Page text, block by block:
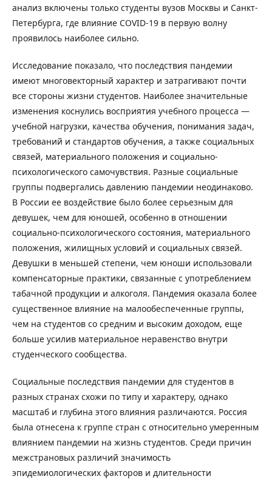
анализ включены только студенты вузов Москвы и Санкт-
Петербурга, где влияние COVID-19 в первую волну
проявилось наиболее сильно.
Исследование показало, что последствия пандемии
имеют многовекторный характер и затрагивают почти
все стороны жизни студентов. Наиболее значительные
изменения коснулись восприятия учебного процесса —
учебной нагрузки, качества обучения, понимания задач,
требований и стандартов обучения, а также социальных
связей, материального положения и социально-
психологического самочувствия. Разные социальные
группы подвергались давлению пандемии неодинаково.
В России ее воздействие было более серьезным для
девушек, чем для юношей, особенно в отношении
социально-психологического состояния, материального
положения, жилищных условий и социальных связей.
Девушки в меньшей степени, чем юноши использовали
компенсаторные практики, связанные с употреблением
табачной продукции и алкоголя. Пандемия оказала более
существенное влияние на малообеспеченные группы,
чем на студентов со средним и высоким доходом, еще
больше усилив материальное неравенство внутри
студенческого сообщества.
Социальные последствия пандемии для студентов в
разных странах схожи по типу и характеру, однако
масштаб и глубина этого влияния различаются. Россия
была отнесена к группе стран с относительно умеренным
влиянием пандемии на жизнь студентов. Среди причин
межстрановых различий значимость
эпидемиологических факторов и длительности